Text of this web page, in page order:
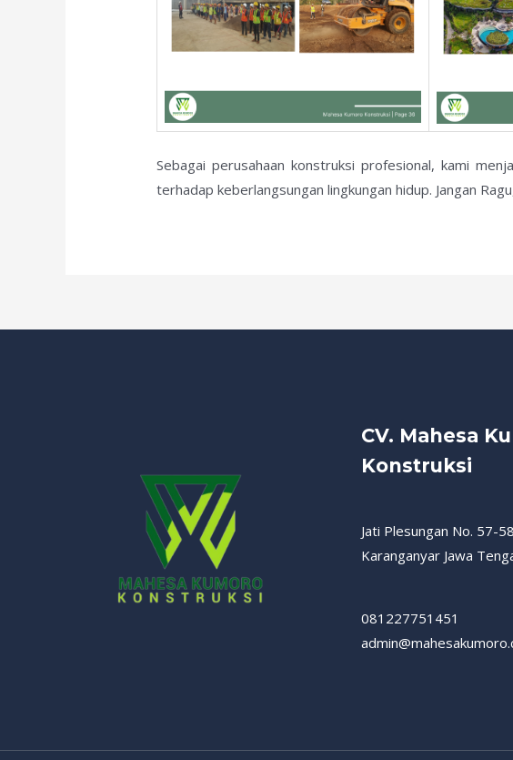
Sebagai perusahaan konstruksi profesional, kami
terhadap keberlangsungan lingkungan hidup. Jangan
CV. Mahesa
Konstruksi
Jati Plesungan No. 57-58
Karanganyar Jawa
081227751451